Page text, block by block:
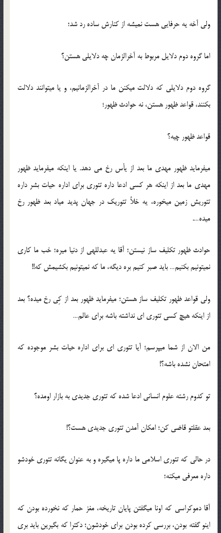
ولی آخه یه حرفایی هست نمیشه از کنارش ساده رد شد؛
اما گروه دوم دلایل مربوط به آخرالزمان چه دلایلی هستن؟
گروه دوم دلایلی که دلالت میکنن ما در آخرالزمانیم، و یا میتوانند دلالت
بکنند، قواعد ظهور هستن، نه حوادث ظهور؛
قواعد ظهور چیه؟
میفرماید ظهور مهدی ما بعد از یأس رخ می دهد. یا اینکه میفرماید ظهور
مهدی ما بعد از اینکه هر کسی ادعا داره تئوری برای اداره حیات بشر داره
تئوریش زمین میخوره، یه خلأ تئوریک در جهان پدید میاد بعد ظهور رخ
میده….
حوادث ظهور تکلیف ساز نیستن؛ آقا یه عبدللهی از دنیا میره؛ خب ما کاری
نمیتونیم بکنیم… باید صبر کنیم بره دیگه، ما که نمیتونیم بکشیمش که!!
ولی قواعد ظهور تکلیف ساز هستن؛ میفرماید ظهور بعد از کِی رخ میده؟ بعد
از اینکه هیچ کسی تئوری ای نداشته باشه برای عالم…
من الان از شما میپرسم؛ آیا تئوری ای برای اداره حیات بشر موجوده که
امتحان نشده باشه؟!
تو کدوم رشته علوم انسانی ادعا شده که تئوری جدیدی به بازار اومده؟
بعد عقلتو قاضی کن؛ امکان آمدن تئوری جدیدی هست؟!
در حالی که تئوری اسلامی ما داره پا میگیره و به عنوان یگانه تئوری خودشو
داره معرفی میکنه؛
آقا دموکراسی که اونا میگفتن پایان تاریخه، مغز حمار که نخورده بودن که
اینو گفته بودن، بررسی کرده بودن برای خودشون؛ دکترا که بگیرین باید بری